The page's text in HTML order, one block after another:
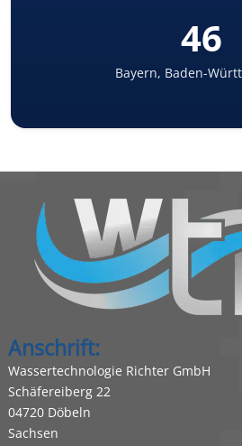
46
Bayern, Baden-
Anschrift:
Wassertechnologie Richter GmbH
Schäfereiberg 22
04720 Döbeln
Sachsen